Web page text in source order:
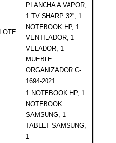
LOTE
PLANCHA A VAPOR,
1 TV SHARP 32”, 1
NOTEBOOK HP, 1
VENTILADOR, 1
VELADOR, 1
MUEBLE
ORGANIZADOR C-
1694-2021
1 NOTEBOOK HP, 1
NOTEBOOK
SAMSUNG, 1
TABLET SAMSUNG,
1